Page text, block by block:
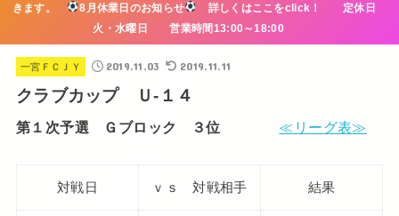
きます。
8月休業日のお知らせ
詳しくはここをclick！ 定休日
火・水曜日 営業時間13:00～18:00
一宮ＦＣＪＹ 2019.11.03 2019.11.11
クラブカップ Ｕ-１４
第１次予選 Ｇブロック ３位 ≪リーグ表≫
対戦日 ｖｓ 対戦相手 結果